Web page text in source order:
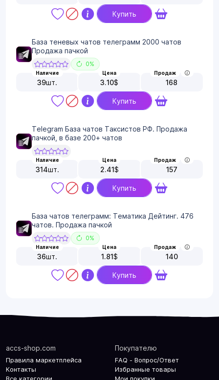
Купить
База теневых чатов телеграмм 2000 чатов
Продажа пачкой
0%
Наличие
39шт.
Цена
3.10$
Продаж
168
Купить
Telegram База чатов Таксистов РФ. Продажа
пачкой, в базе 200+ чатов
Наличие
314шт.
Цена
2.41$
Продаж
157
Купить
База чатов телеграмм: Тематика Дейтинг. 476
чатов. Продажа пачкой
0%
Наличие
36шт.
Цена
1.81$
Продаж
140
Купить
accs-shop.com
Правила маркетплейса
Контакты
Покупателю
FAQ - Вопрос/Ответ
Избранные товары